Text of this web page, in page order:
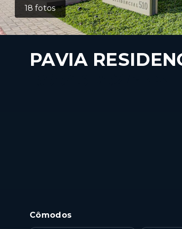
18 fotos
PAVIA
Cômodos